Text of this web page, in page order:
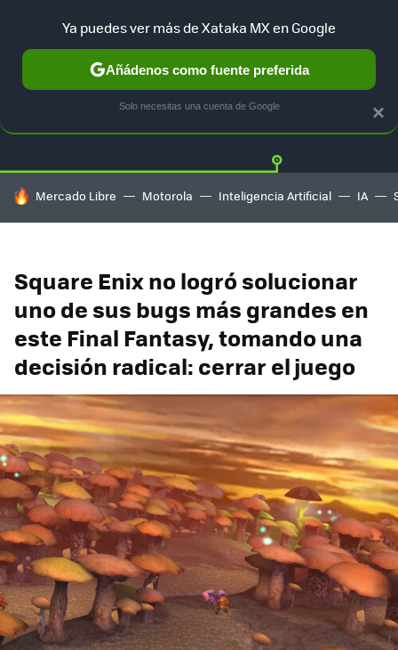
Twitter
HOY SE HABLA DE
Mercado Libre Motorola Inteligencia Artificial IA
Square Enix no logró solucionar
uno de sus bugs más grandes en
este Final Fantasy, tomando una
decisión radical: cerrar el juego
×
Ya puedes ver más de Xataka MX en Google
Añádenos como fuente preferida
Solo necesitas una cuenta de Google